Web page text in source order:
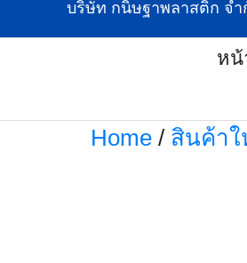
บริษัท กนิษฐาพลาสติก จำ
หน้
Home / สินค้าใ